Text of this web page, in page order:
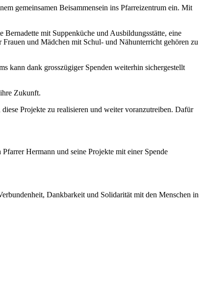
gemeinsamen Beisammensein ins Pfarreizentrum ein. Mit
mit Suppenküche und Ausbildungsstätte, eine
und Mädchen mit Schul- und Nähunterricht gehören zu
kann dank grosszügiger Spenden weiterhin sichergestellt
Zukunft.
Projekte zu realisieren und weiter voranzutreiben. Dafür
Hermann und seine Projekte mit einer Spende
Dankbarkeit und Solidarität mit den Menschen in